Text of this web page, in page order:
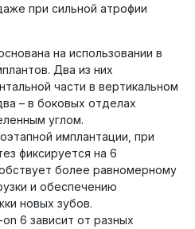
при сильной атрофии
на использовании в
Два из них
части в вертикальном
– в боковых отделах
углом.
имплантации, при
фиксируется на 6
более равномерному
и обеспечению
новых зубов.
6 зависит от разных